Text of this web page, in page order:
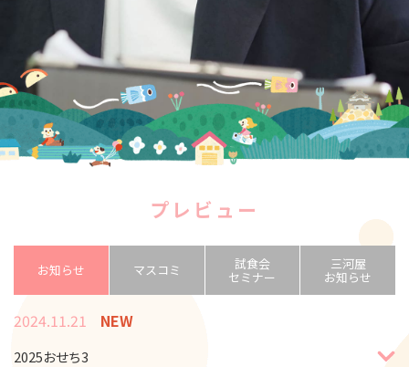
プレビュー
お知らせ マスコミ 試食会
セミナー
三河屋
お知らせ
2024.11.21 NEW
2025おせち3